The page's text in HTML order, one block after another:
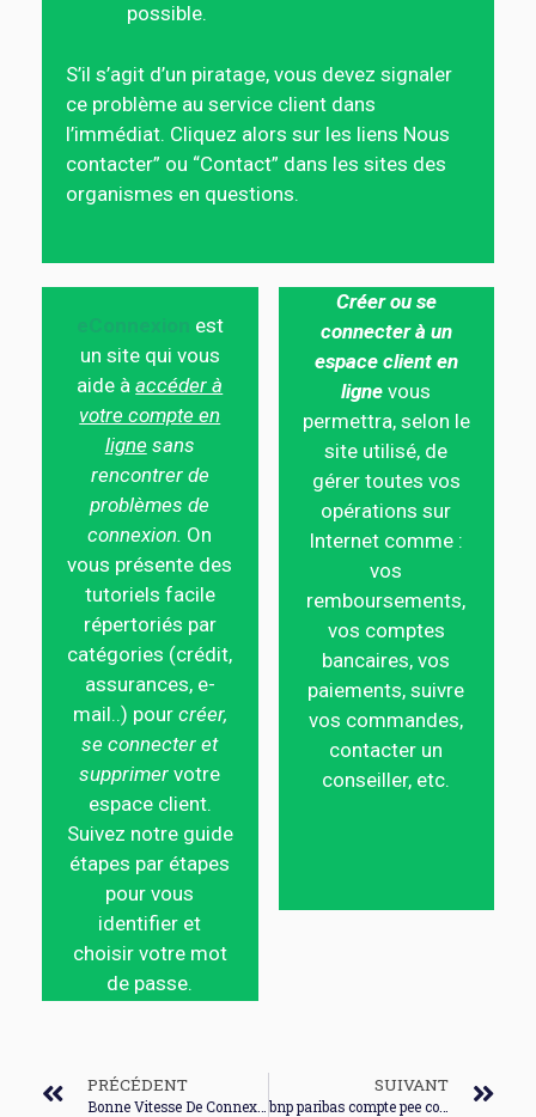
possible.
S’il s’agit d’un piratage, vous devez signaler
ce problème au service client dans
l’immédiat. Cliquez alors sur les liens Nous
contacter” ou “Contact” dans les sites des
organismes en questions.
est
un site qui vous
aide àaccéder à
votre compte en
ligne sans
rencontrer de
problèmes de
connexion. On
vous présente des
tutoriels facile
répertoriés par
catégories (crédit,
assurances, e-
mail..) pour créer,
se connecter et
supprimer votre
espace client.
Suivez notre guide
étapes par étapes
pour vous
identifier et
choisir votre mot
de passe.
Créer ou se
connecter à un
espace client en
ligne vous
permettra, selon le
site utilisé, de
gérer toutes vos
opérations sur
Internet comme :
vos
remboursements,
vos comptes
bancaires, vos
paiements, suivre
vos commandes,
contacter un
conseiller, etc.
PRÉCÉDENT SUIVANT
bnp paribas compte pee connexion